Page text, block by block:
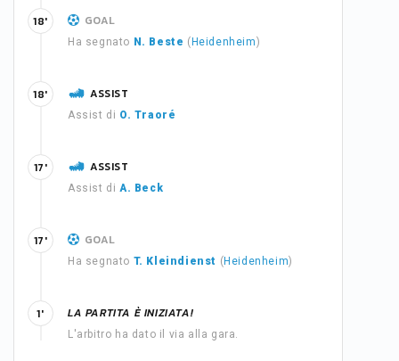
GOAL
Ha segnato N. Beste ( Heidenheim)
18'
ASSIST
Assist di O. Traoré
18'
ASSIST
Assist di A. Beck
17'
GOAL
Ha segnato T. Kleindienst ( Heidenheim)
17'
LA PARTITA È INIZIATA!
L'arbitro ha dato il via alla gara.
1'